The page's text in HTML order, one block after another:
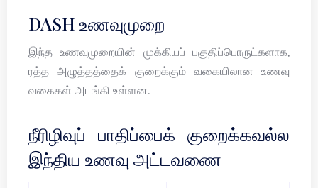
DASH உணவுமுறை
இந்த உணவுமுறையின் முக்கியப் பகுதிப்பொருட்களாக,
ரத்த அழுத்தத்தைக் குறைக்கும் வகையிலான உணவு
வகைகள் அடங்கி உள்ளன.
நீரிழிவுப் பாதிப்பைக் குறைக்கவல்ல
இந்திய உணவு அட்டவணை